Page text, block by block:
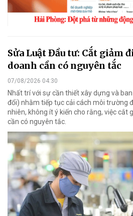
Sửa Luật Đầu tư: Cắt giảm
doanh cần có nguyên tắc
07/08/2026 04:30
Nhất trí với sự cần thiết xây dựng và
đổi) nhằm tiếp tục cải cách môi trường
nhiên, không ít ý kiến cho rằng, việc cắt
cần có nguyên tắc.